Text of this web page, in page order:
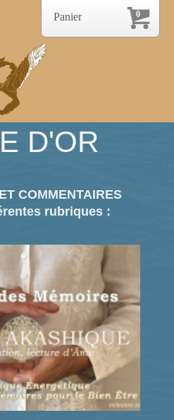
D'OR
COMMENTAIRES
rubriques :
0
Panier